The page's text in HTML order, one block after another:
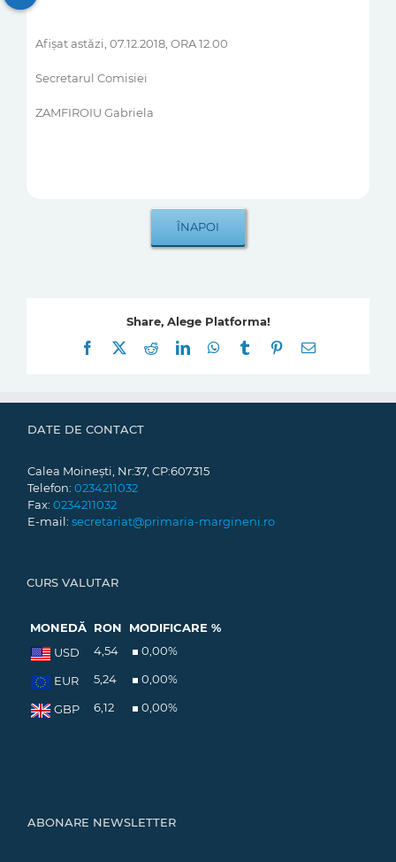
Afişat astăzi, 07.12.2018, ORA 12.00
Secretarul Comisiei
ZAMFIROIU Gabriela
Share, Alege Platforma!
Facebook
RedditLinkedInWhatsApp
Tumblr Pinterest
E-
DATE DE CONTACT
Calea Moinești, Nr:37, CP:607315
Telefon: 0234211032
Fax: 0234211032
E-mail: secretariat@primaria-margineni.ro
CURS VALUTAR
MONEDĂ RON
MODIFICARE %
USD
4,54 0,00%
EUR 5,24 0,00%
GBP 6,12 0,00%
ABONARE NEWSLETTER